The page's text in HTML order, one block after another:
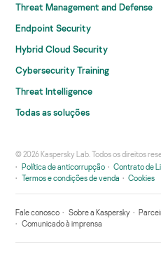
Threat Management and Defense
Endpoint Security
Hybrid Cloud Security
Cybersecurity Training
Threat Intelligence
Todas as soluções
© 2026 Kaspersky Lab. Todos os direitos
Política de anticorrupção
Contrato de
Termos e condições de venda
Cookies
Fale conosco Sobre a Kaspersky
Comunicado à imprensa